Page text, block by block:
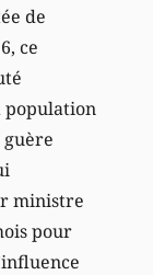
de
ce
population
guère
ministre
pour